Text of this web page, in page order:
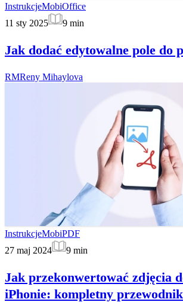
InstrukcjeMobiOffice
11 sty 2025
9 min
Jak dodać edytowalne pole do
RMReny Mihaylova
InstrukcjeMobiPDF
27 maj 2024
9 min
Jak przekonwertować zdjęcia
iPhonie: kompletny